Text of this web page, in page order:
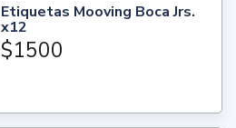
Etiquetas Mooving Boca Jrs.
x12
$1500